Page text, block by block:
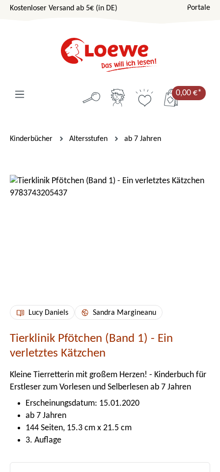
Zum Hauptinhalt springen
Kostenloser Versand ab 5€ (in DE) Portale
0,00 €*
Kinderbücher Altersstufen ab 7 Jahren
Bildergalerie überspringen
Lucy Daniels Sandra Margineanu
Tierklinik Pfötchen (Band 1) - Ein
verletztes Kätzchen
Kleine Tierretterin mit großem Herzen! - Kinderbuch für
Erstleser zum Vorlesen und Selberlesen ab 7 Jahren
Erscheinungsdatum: 15.01.2020
ab 7 Jahren
144 Seiten, 15.3 cm x 21.5 cm
3. Auflage